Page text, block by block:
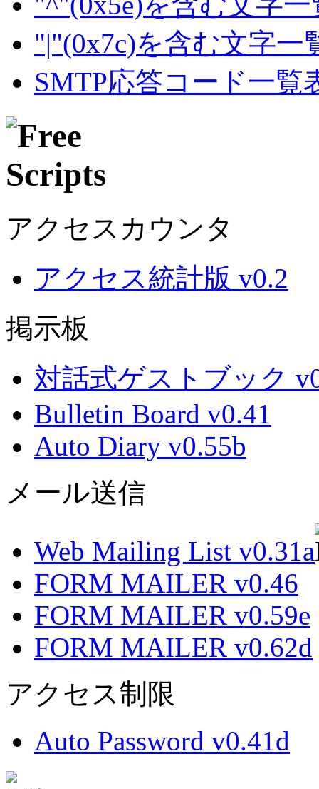
"|"(0x7c)を含む文字一
SMTP応答コード一覧
アクセスカウンタ
アクセス統計版 v0.2
掲示板
対話式ゲストブック
Bulletin Board v0.41
Auto Diary v0.55b
メール送信
Web Mailing List v0.31a
FORM MAILER v0.46
FORM MAILER v0.59e
FORM MAILER v0.62d
アクセス制限
Auto Password v0.41d